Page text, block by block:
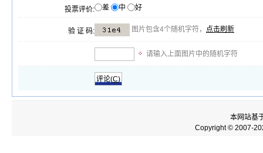
投票评价: 差 中 好
验 证 码: 图片包含4个随机字符， 点击刷新
请输入上面图片中的随机字符
评论(C)
本网站基
Copyright © 2007-